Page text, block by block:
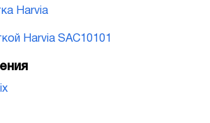
Harvia
Harvia SAC10101